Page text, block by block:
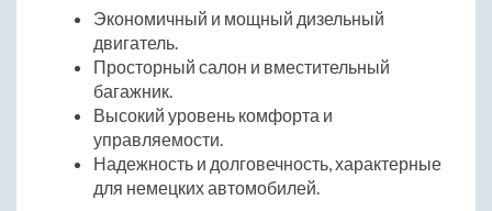
Экономичный и мощный дизельный
двигатель.
Просторный салон и вместительный
багажник.
Высокий уровень комфорта и
управляемости.
Надежность и долговечность, характерные
для немецких автомобилей.